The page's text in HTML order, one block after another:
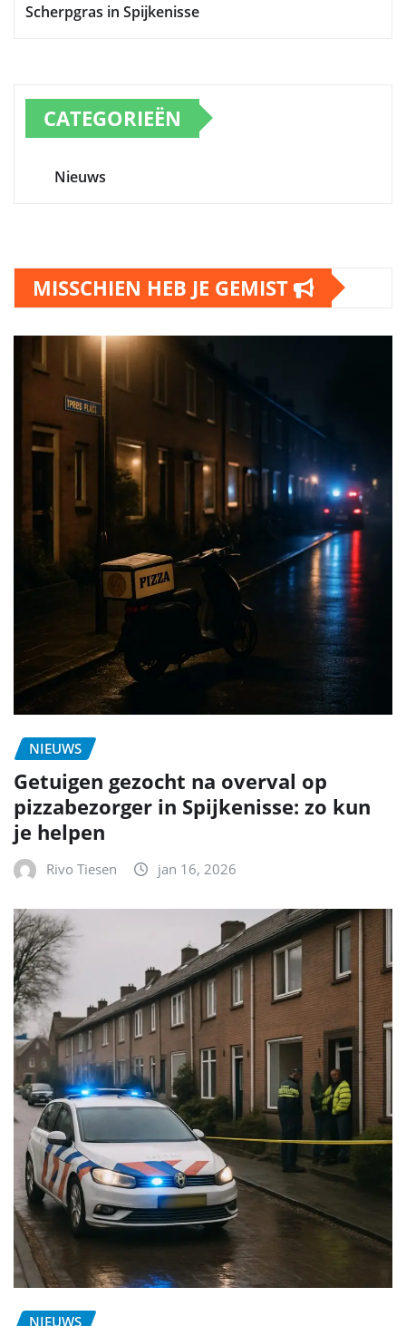
Scherpgras in Spijkenisse
CATEGORIEËN
Nieuws
MISSCHIEN HEB JE GEMIST
NIEUWS
Getuigen gezocht na overval op
pizzabezorger in Spijkenisse: zo kun
je helpen
Rivo Tiesen jan 16, 2026
NIEUWS